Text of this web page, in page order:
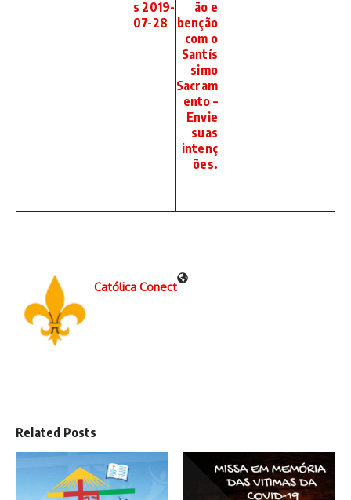
s 2019-
07-28
ão e
benção
com o
Santís
simo
Sacram
ento –
Envie
suas
intenç
ões.
Católica Conect
Related Posts